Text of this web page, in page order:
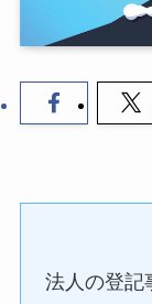
法人の登記